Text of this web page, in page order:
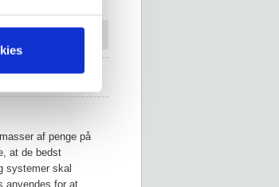
af penge på
at de bedst
systemer skal
anvendes for at